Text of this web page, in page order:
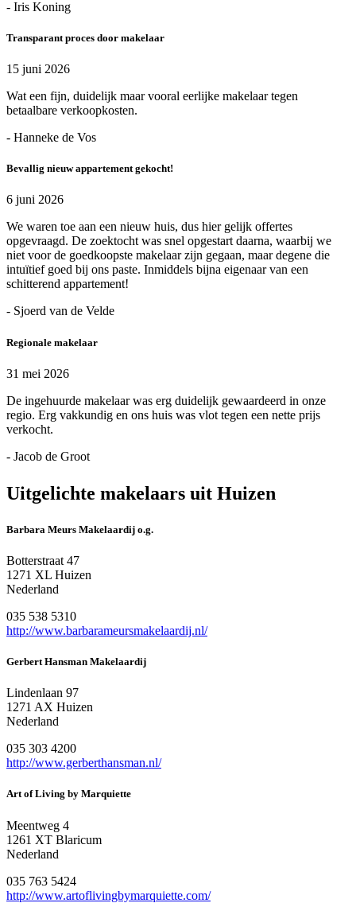
- Iris Koning
Transparant proces door makelaar
15 juni 2026
Wat een fijn, duidelijk maar vooral eerlijke makelaar tegen
betaalbare verkoopkosten.
- Hanneke de Vos
Bevallig nieuw appartement gekocht!
6 juni 2026
We waren toe aan een nieuw huis, dus hier gelijk offertes
opgevraagd. De zoektocht was snel opgestart daarna, waarbij we
niet voor de goedkoopste makelaar zijn gegaan, maar degene die
intuïtief goed bij ons paste. Inmiddels bijna eigenaar van een
schitterend appartement!
- Sjoerd van de Velde
Regionale makelaar
31 mei 2026
De ingehuurde makelaar was erg duidelijk gewaardeerd in onze
regio. Erg vakkundig en ons huis was vlot tegen een nette prijs
verkocht.
- Jacob de Groot
Uitgelichte makelaars uit Huizen
Barbara Meurs Makelaardij o.g.
Botterstraat 47
1271 XL Huizen
Nederland
035 538 5310
http://www.barbarameursmakelaardij.nl/
Gerbert Hansman Makelaardij
Lindenlaan 97
1271 AX Huizen
Nederland
035 303 4200
http://www.gerberthansman.nl/
Art of Living by Marquiette
Meentweg 4
1261 XT Blaricum
Nederland
035 763 5424
http://www.artoflivingbymarquiette.com/